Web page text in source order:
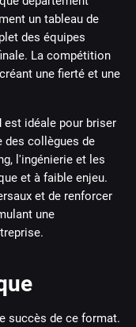
un tableau de
des équipes
La compétition
une fierté et une
est idéale pour briser
des collègues de
l'ingénierie et les
et à faible enjeu.
et de renforcer
une
succès de ce format.